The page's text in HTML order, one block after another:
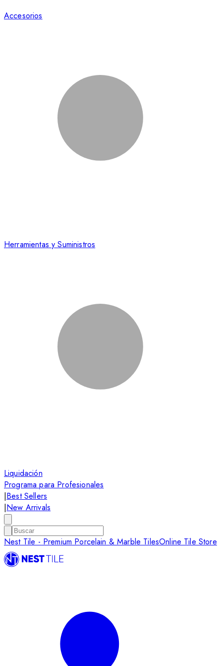
Accesorios
Herramientas y Suministros
Liquidación
Programa para Profesionales
|Best Sellers
|New Arrivals
Nest Tile - Premium Porcelain & Marble TilesOnline Tile Store